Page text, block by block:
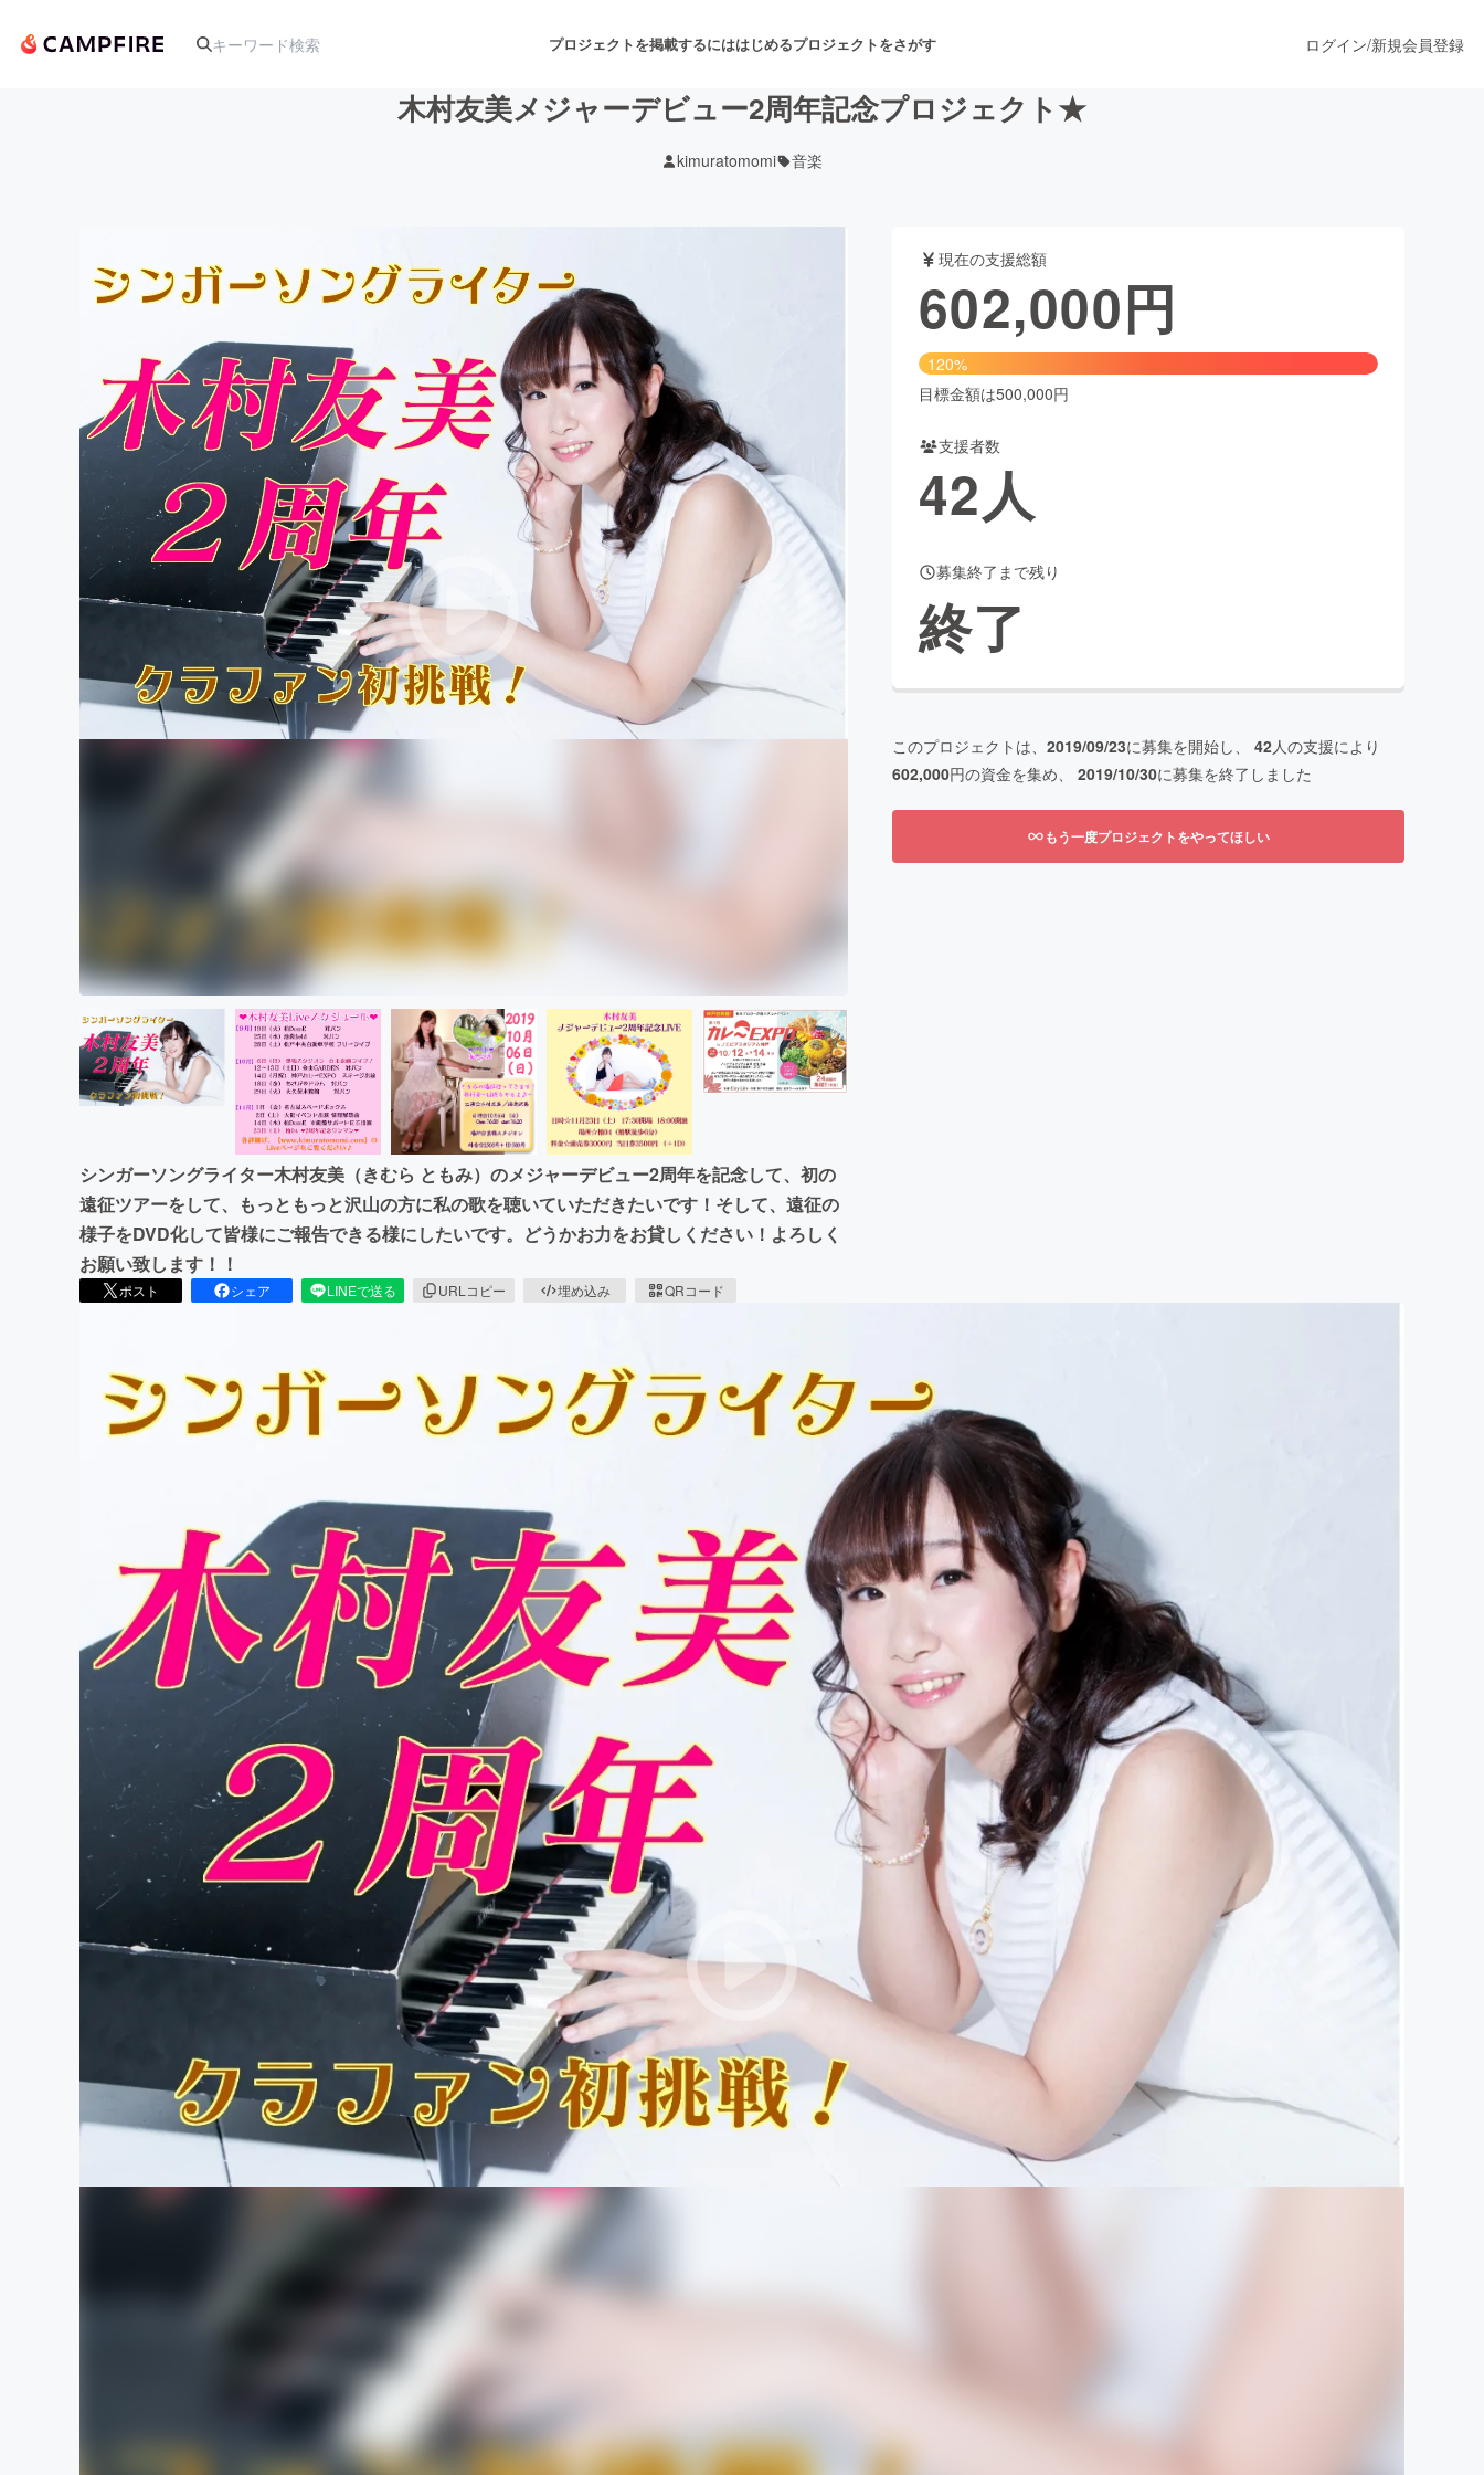
プロジェクトを掲載するにははじめるプロジェクトをさがす
アート・写真 音楽 舞台・パフォーマンス
ゲーム・サービス開発 ファッション
映像・映画 書籍・雑誌出版
ビジネス・起業 チャレンジ ビューティー・ヘルスケア
まちづくり・地域活性化
CAMPFIRE for Social Good
CAMPFIRE Creation
CAMPFIREふるさと納税
ログイン/新規会員登録
木村友美メジャーデビュー2周年記念プロジェクト★
kimuratomomi 音楽
シンガーソングライター木村友美（きむら ともみ）のメジャーデビュー2周年を記念して、初の
遠征ツアーをして、もっともっと沢山の方に私の歌を聴いていただきたいです！そして、遠征の
様子をDVD化して皆様にご報告できる様にしたいです。どうかお力をお貸しください！よろしく
お願い致します！！
ポスト シェア LINEで送る URLコピー 埋め込み QRコード
現在の支援総額
602,000円
120%
目標金額は500,000円
支援者数
42人
募集終了まで残り
終了
このプロジェクトは、 2019/09/23に募集を開始し、 42人の支援により
602,000円の資金を集め、 2019/10/30に募集を終了しました
もう一度プロジェクトをやってほしい